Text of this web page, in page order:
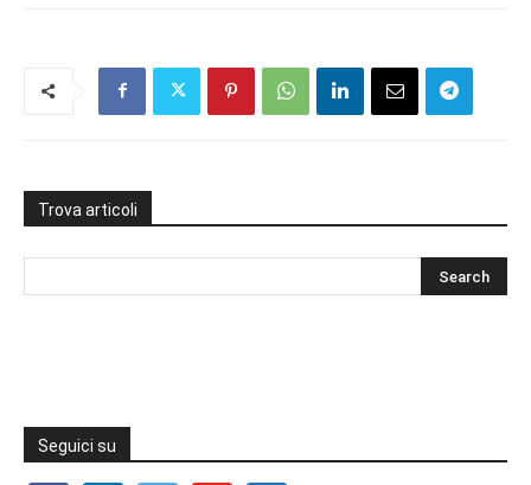
Trova articoli
Seguici su